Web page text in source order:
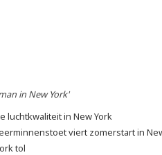
in New York'
luchtkwaliteit in New York
viert zomerstart in
tol